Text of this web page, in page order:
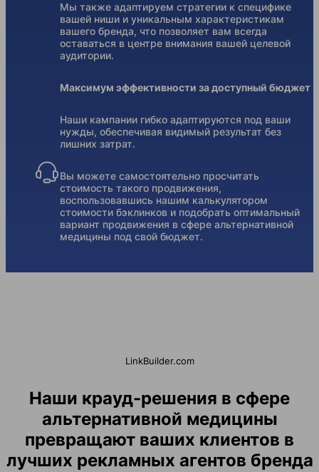
Мы также адаптируем стратегии к специфике
вашей ниши и уникальным характеристикам
вашего бренда, что позволяет вам всегда
оставаться в центре внимания вашей целевой
аудитории.
Максимум эффективности за доступный бюджет
Наши кампании гибко адаптируются под ваши
нужды, обеспечивая видимый результат без
лишних затрат.
Вы можете самостоятельно просчитать
стоимость такого продвижения,
воспользовавшись нашим калькулятором
стоимости бэклинков и подобрать оптимальный
вариант продвижения в сфере альтернативной
медицины под свой бюджет.
LinkBuilder.com
Наши крауд-решения в сфере
альтернативной медицины
превращают ваших клиентов в
лучших рекламных агентов бренда